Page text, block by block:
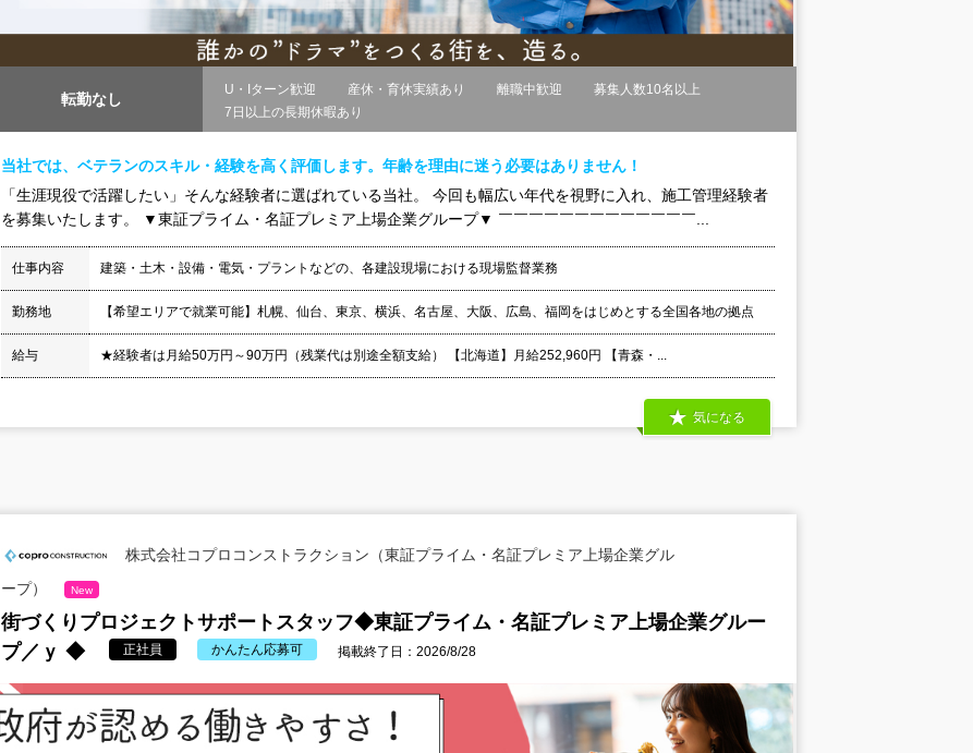
転勤なし
U・Iターン歓迎 産休・育休実績あり 離職中歓迎
募集人数10名以上
7日以上の長期休暇あり
当社では、ベテランのスキル・経験を高く評価します。年齢を理由に迷う必要はありません！
「生涯現役で活躍したい」そんな経験者に選ばれている当社。 今回も幅広い年代を視野に入れ、施工管理経験者
を募集いたします。 ▼東証プライム・名証プレミア上場企業グループ▼ ￣￣￣￣￣￣￣￣￣￣￣￣￣...
仕事内容 建築・土木・設備・電気・プラントなどの、各建設現場における現場監督業務
勤務地 【希望エリアで就業可能】札幌、仙台、東京、横浜、名古屋、大阪、広島、福岡をはじめとする全国各地の拠点
給与 ★経験者は月給50万円～90万円（残業代は別途全額支給） 【北海道】月給252,960円 【青森・...
気になる
株式会社コプロコンストラクション（東証プライム・名証プレミア上場企業グル
ープ）
New
街づくりプロジェクトサポートスタッフ◆東証プライム・名証プレミア上場企業グルー
プ／ｙ ◆
正社員 かんたん応募可 掲載終了日：2026/8/28